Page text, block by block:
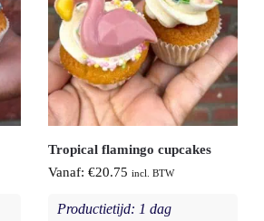
Tropical flamingo cupcakes
Vanaf: €20.75 incl. BTW
Productietijd: 1 dag